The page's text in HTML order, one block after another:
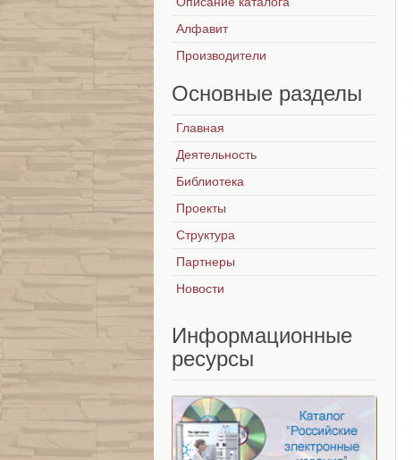
Алфавит
Производители
Основные разделы
Главная
Деятельность
Библиотека
Проекты
Структура
Партнеры
Новости
Информационные
ресурсы